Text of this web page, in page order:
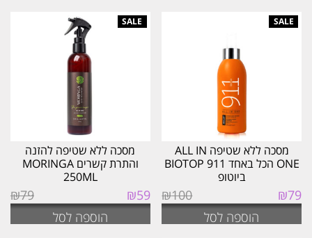
מסכה ללא שטיפה ALL IN
ONE הכל באחד 911 BIOTOP
ביוטופ
₪100
המחיר
המקורי
₪79
הנוכחי
הוספה לסל
מסכה ללא שטיפה להזנה
והתרת קשרים MORINGA
250ML
₪79
המחיר
המקורי
₪59
הנוכחי
הוספה לסל